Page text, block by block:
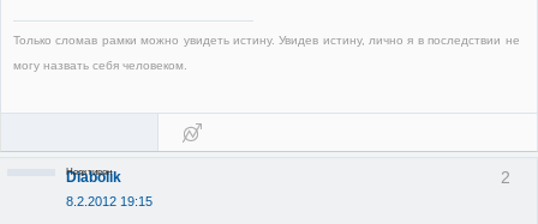
Только сломав рамки можно увидеть истину. Увидев истину, лично я в последствии не
могу назвать себя человеком.
2
Diabolik
8.2.2012 19:15
Неактивен